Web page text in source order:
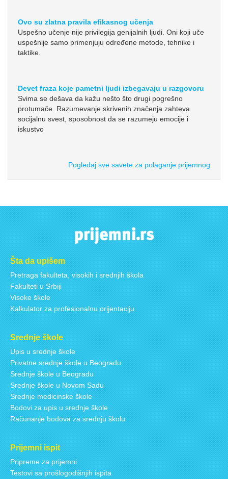
Ovo su zlatna pravila efikasnog učenja
Uspešno učenje nije privilegija genijalnih ljudi. Oni koji uče
uspešnije samo primenjuju određene metode, tehnike i
taktike.
Devet fraza koje pametni ljudi izbegavaju u razgovoru
Svima se dešava da kažu nešto što drugi pogrešno
protumače. Razumevanje skrivenih značenja zahteva
socijalnu svest, sposobnost da se razumeju emocije i
iskustvo
Pogledaj sve savete za polaganje prijemnog
Šta da upišem
Pretraga fakulteta, visokih i srednjih škola
Fakulteti u Srbiji
Visoke škole
Kalkulator za profesionalnu orijentaciju
Srednje škole
Upis u srednje škole
Privatne srednje škole u Beogradu
Srednje škole u Beogradu
Srednje škole u Novom Sadu
Srednje medicinske škole
Bodovi za upis u srednje škole
Računanje bodova za srednju školu
Prijemni ispit
Pripreme za prijemni
Testovi sa prošlogodišnjih ispita